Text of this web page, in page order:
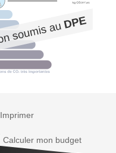
Imprimer
Calculer mon budget